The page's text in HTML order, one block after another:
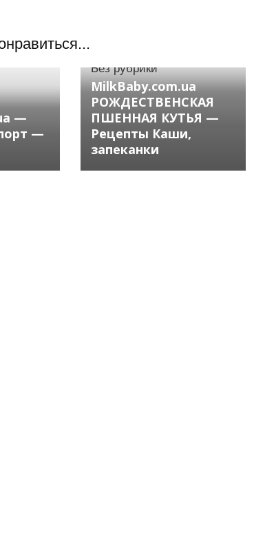
—
—
Без рубрики
MilkBaby.com.ua
РОЖДЕСТВЕНСКАЯ
ПШЕННАЯ КУТЬЯ —
Рецепты Каши,
запеканки